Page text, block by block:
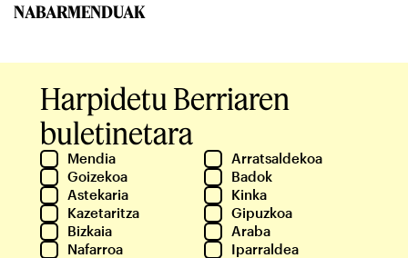
NABARMENDUAK
Harpidetu Berriaren
buletinetara
Mendia
Arratsaldekoa
Goizekoa
Badok
Astekaria
Kinka
Kazetaritza
Gipuzkoa
Bizkaia
Araba
Nafarroa
Iparraldea